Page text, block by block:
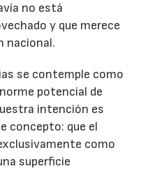
no está
y que merece
nacional.
se contemple como
potencial de
intención es
concepto: que el
como
superficie